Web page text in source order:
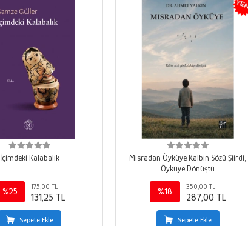
İçimdeki Kalabalık
%25
175,00 TL
131,25 TL
Sepete Ekle
Mısradan Öyküye Kalbin Sözü Şiirdi,
Öyküye Dönüştü
%18
350,00 TL
287,00 TL
Sepete Ekle